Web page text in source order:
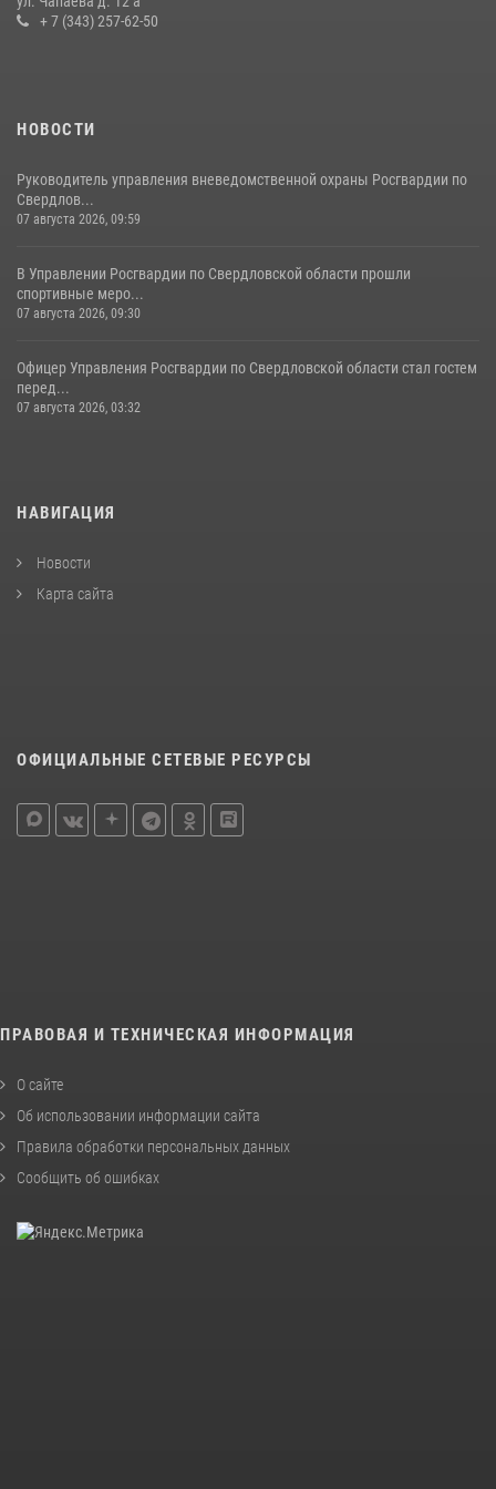
+ 7 (343) 257-62-50
НОВОСТИ
Руководитель управления вневедомственной охраны Росгвардии по
Свердлов...
07 августа 2026, 09:59
В Управлении Росгвардии по Свердловской области прошли
спортивные меро...
07 августа 2026, 09:30
Офицер Управления Росгвардии по Свердловской области стал гостем
перед...
07 августа 2026, 03:32
НАВИГАЦИЯ
Новости
Карта сайта
ОФИЦИАЛЬНЫЕ СЕТЕВЫЕ РЕСУРСЫ
ПРАВОВАЯ И ТЕХНИЧЕСКАЯ ИНФОРМАЦИЯ
О сайте
Об использовании информации сайта
Правила обработки персональных данных
Сообщить об ошибках